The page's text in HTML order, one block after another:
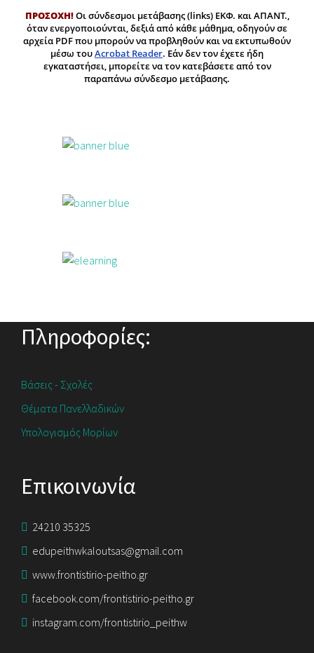
Πληροφορίες:
Βάσεις - Σχολές
Θέματα Πανελλαδικών
Υπολογισμός Μορίων
Επικοινωνία
24210 35325
edupeithwkaloutsas@gmail.com
www.frontistirio-peitho.gr
facebook.com/frontistirio-peitho.gr
instagram.com/frontistirio_peithw